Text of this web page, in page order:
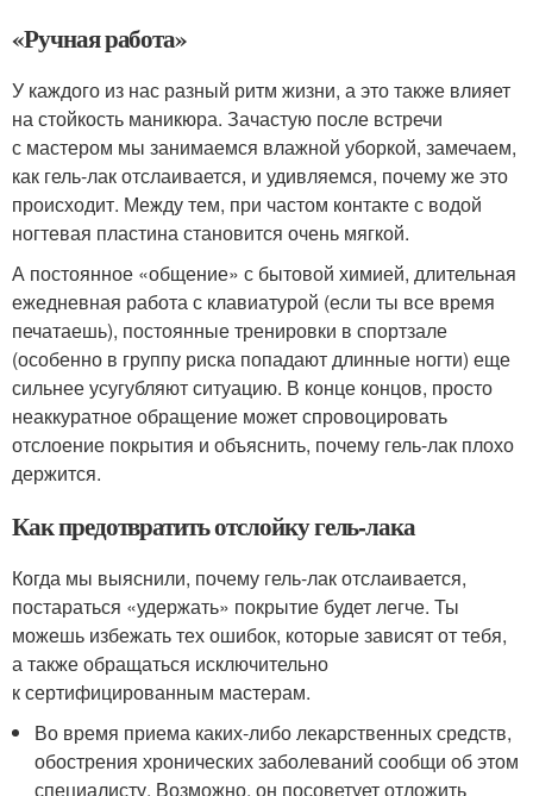
«Ручная работа»
У каждого из нас разный ритм жизни, а это также влияет
на стойкость маникюра. Зачастую после встречи
с мастером мы занимаемся влажной уборкой, замечаем,
как гель-лак отслаивается, и удивляемся, почему же это
происходит. Между тем, при частом контакте с водой
ногтевая пластина становится очень мягкой.
А постоянное «общение» с бытовой химией, длительная
ежедневная работа с клавиатурой (если ты все время
печатаешь), постоянные тренировки в спортзале
(особенно в группу риска попадают длинные ногти) еще
сильнее усугубляют ситуацию. В конце концов, просто
неаккуратное обращение может спровоцировать
отслоение покрытия и объяснить, почему гель-лак плохо
держится.
Как предотвратить отслойку гель-лака
Когда мы выяснили, почему гель-лак отслаивается,
постараться «удержать» покрытие будет легче. Ты
можешь избежать тех ошибок, которые зависят от тебя,
а также обращаться исключительно
к сертифицированным мастерам.
Во время приема каких-либо лекарственных средств,
обострения хронических заболеваний сообщи об этом
специалисту. Возможно, он посоветует отложить